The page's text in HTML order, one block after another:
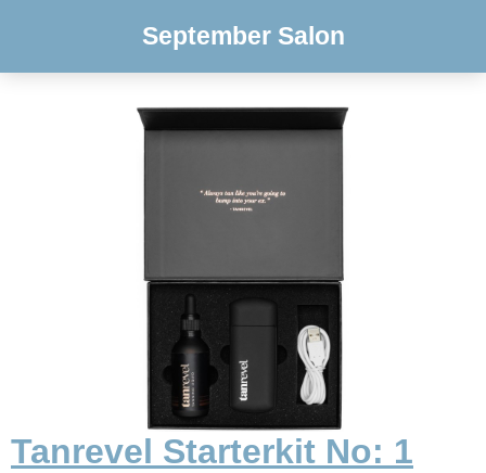
September Salon
Tanrevel Starterkit No: 1